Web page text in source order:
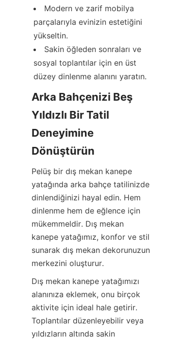
Modern ve zarif mobilya
parçalarıyla evinizin estetiğini
yükseltin.
Sakin öğleden sonraları ve
sosyal toplantılar için en üst
düzey dinlenme alanını yaratın.
Arka Bahçenizi Beş
Yıldızlı Bir Tatil
Deneyimine
Dönüştürün
Pelüş bir dış mekan kanepe
yatağında arka bahçe tatilinizde
dinlendiğinizi hayal edin. Hem
dinlenme hem de eğlence için
mükemmeldir. Dış mekan
kanepe yatağımız, konfor ve stil
sunarak dış mekan dekorunuzun
merkezini oluşturur.
Dış mekan kanepe yatağımızı
alanınıza eklemek, onu birçok
aktivite için ideal hale getirir.
Toplantılar düzenleyebilir veya
yıldızların altında sakin